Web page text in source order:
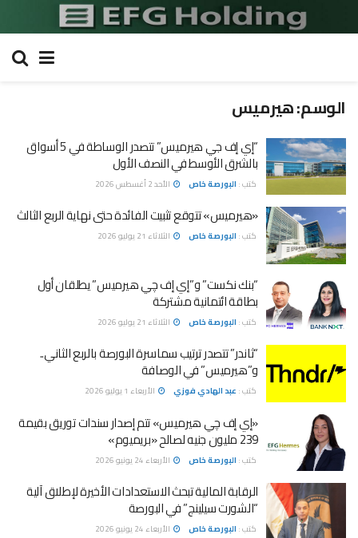
الوسم:هيرميس
“إي إف جي هيرميس” تتصدر الوساطة في 5 أسواق
بالشرق الأوسط في النصف الأول
كتب : البورصة خاص الأحد 2 أغسطس 2026
«هيرميس» تتوقع تثبيت الفائدة حتى نهاية الربع الثالث
كتب : البورصة خاص الثلاثاء 21 يوليو 2026
“بنك نكست” و”إي إف چي هيرميس” يطلقان أول
بطاقة ائتمانية مشتركة
كتب : البورصة خاص الثلاثاء 21 يوليو 2026
“ثاندر” تتصدر ترتيب سماسرة البورصة بالربع الثاني..
و”هيرميس” في الوصافة
كتب : عبد الهادي فوزي الأربعاء 1 يوليو 2026
«إي إف چي هيرميس» تتم إصدار سندات توريق بقيمة
239 مليون جنيه لصالح «بريميوم»
كتب : البورصة خاص الأربعاء 24 يونيو 2026
الرقابة المالية تبحث الاستعدادات الأخيرة لإطلاق آلية
“الشورت سيلينج” في البورصة
كتب : البورصة خاص الأربعاء 24 يونيو 2026